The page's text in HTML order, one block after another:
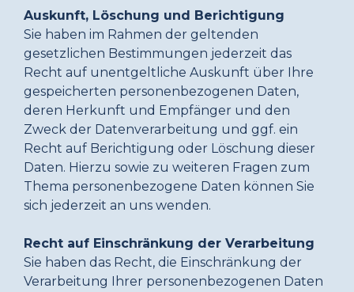
Auskunft, Löschung und Berichtigung
Sie haben im Rahmen der geltenden
gesetzlichen Bestimmungen jederzeit das
Recht auf unentgeltliche Auskunft über Ihre
gespeicherten personenbezogenen Daten,
deren Herkunft und Empfänger und den
Zweck der Datenverarbeitung und ggf. ein
Recht auf Berichtigung oder Löschung dieser
Daten. Hierzu sowie zu weiteren Fragen zum
Thema personenbezogene Daten können Sie
sich jederzeit an uns wenden.
Recht auf Einschränkung der Verarbeitung
Sie haben das Recht, die Einschränkung der
Verarbeitung Ihrer personenbezogenen Daten